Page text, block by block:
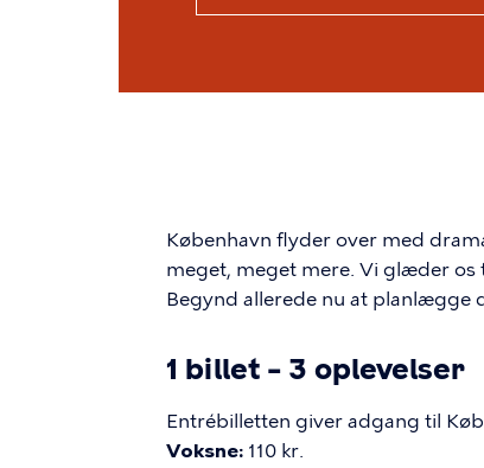
København flyder over med
meget, meget mere. Vi glæder os
Begynd allerede nu at planlægge
1 billet – 3 oplevelser
Entrébilletten giver adgang til
Voksne: 110 kr.